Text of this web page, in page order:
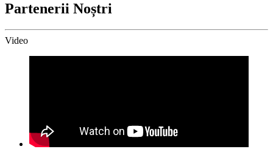
Partenerii Noștri
Video